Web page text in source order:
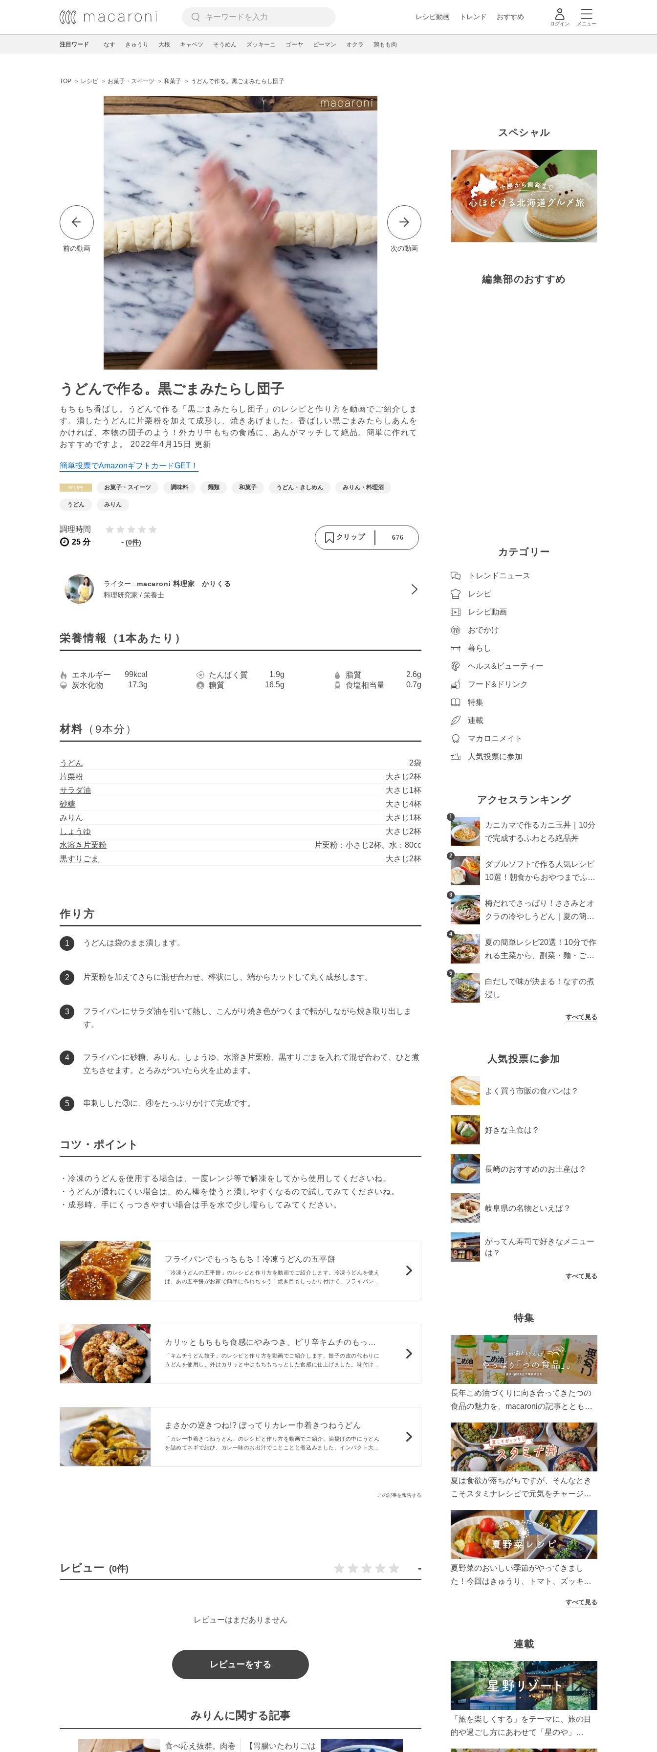
レシピ動画 トレンド おすすめ
ログイン メニュー
注目ワード なす きゅうり 大根 キャベツ そうめん ズッキーニ ゴーヤ ピーマン オクラ 鶏もも肉
TOP レシピ お菓子・スイーツ 和菓子 うどんで作る。黒ごまみたらし団子
前の動画 次の動画
うどんで作る。黒ごまみたらし団子
もちもち香ばし。うどんで作る「黒ごまみたらし団子」のレシピと作り方を動画でご紹介しま
す。潰したうどんに片栗粉を加えて成形し、焼きあげました。香ばしい黒ごまみたらしあんを
かければ、本物の団子のよう！外カリ中もちの食感に、あんがマッチして絶品。簡単に作れて
おすすめですよ。 2022年4月15日 更新
簡単投票でAmazonギフトカードGET！
お菓子・スイーツ 調味料 麺類 和菓子 うどん・きしめん みりん・料理酒
うどん みりん
調理時間
25 分
- (0件)
クリップ 676
ライター : macaroni 料理家 かりくる
料理研究家 / 栄養士
栄養情報（1本あたり）
エネルギー 99kcal たんぱく質 1.9g 脂質
2.6g
炭水化物
17.3g 糖質 16.5g 食塩相当量 0.7g
材料 （9本分）
うどん
2袋
片栗粉
大さじ2杯
サラダ油
大さじ1杯
砂糖
大さじ4杯
みりん
大さじ1杯
しょうゆ
大さじ2杯
水溶き片栗粉
片栗粉：小さじ2杯、水：80cc
黒すりごま
大さじ2杯
作り方
1 うどんは袋のまま潰します。
2 片栗粉を加えてさらに混ぜ合わせ、棒状にし、端からカットして丸く成形します。
3
フライパンにサラダ油を引いて熱し、こんがり焼き色がつくまで転がしながら焼き取り出しま
す。
4
フライパンに砂糖、みりん、しょうゆ、水溶き片栗粉、黒すりごまを入れて混ぜ合わて、ひと煮
立ちさせます。とろみがついたら火を止めます。
5 串刺しした③に、④をたっぷりかけて完成です。
コツ・ポイント
・冷凍のうどんを使用する場合は、一度レンジ等で解凍をしてから使用してくださいね。
・うどんが潰れにくい場合は、めん棒を使うと潰しやすくなるので試してみてくださいね。
・成形時、手にくっつきやすい場合は手を水で少し濡らしてみてください。
フライパンでもっちもち！冷凍うどんの五平餅
「冷凍うどんの五平餅」のレシピと作り方を動画でご紹介します。冷凍うどんを使え
ば、あの五平餅がお家で簡単に作れちゃう！焼き目もしっかり付けて、フライパンで
カリッともちもち食感にやみつき。ピリ辛キムチのもっち
りうどん餃子
「キムチうどん餃子」のレシピと作り方を動画でご紹介します。餃子の皮の代わりに
うどんを使用し、外はカリッと中はもちもちっとした食感に仕上げました。味付けに
も簡単にできますよ。
まさかの逆きつね!? ぽってりカレー巾着きつねうどん
「カレー巾着きつねうどん」のレシピと作り方を動画でご紹介。油揚げの中にうどん
を詰めてネギで結び、カレー味のお出汁でことことと煮込みました。インパクト大の
召し上がれ！
この記事を報告する
レビュー (0件) -
レビューはまだありません
レビューをする
みりんに関する記事
食べ応え抜群。肉巻 【胃腸いたわりごは
スペシャル
編集部のおすすめ
カテゴリー
トレンドニュース
レシピ
レシピ動画
おでかけ
暮らし
ヘルス&ビューティー
フード&ドリンク
特集
連載
マカロニメイト
人気投票に参加
アクセスランキング
1
カニカマで作るカニ玉丼｜10分
で完成するふわとろ絶品丼
2
ダブルソフトで作る人気レシピ
10選！朝食からおやつまでふん
3
梅だれでさっぱり！ささみとオ
クラの冷やしうどん｜夏の簡単
4
夏の簡単レシピ20選！10分で作
れる主菜から、副菜・麺・ごは
5
白だしで味が決まる！なすの煮
浸し
すべて見る
人気投票に参加
よく買う市販の食パンは？
好きな主食は？
長崎のおすすめのお土産は？
岐阜県の名物といえば？
がってん寿司で好きなメニュー
は？
すべて見る
特集
長年こめ油づくりに向き合ってきたつの
食品の魅力を、macaroniの記事とともに
ん、製造現場や品質へのこだわりまで。
こめ油をもっと好きになるコンテンツを
ぜひお楽しみください。
夏は食欲が落ちがちですが、そんなとき
こそスタミナレシピで元気をチャージ！
リ食べて、夏バテを吹き飛ばしましょ
う！
夏野菜のおいしい季節がやってきまし
た！今回はきゅうり、トマト、ズッキー
太陽の光をたっぷりあびた夏野菜は栄養
すべて見る
連載
「旅を楽しくする」をテーマに、旅の目
的や過ごし方にあわせて「星のや」